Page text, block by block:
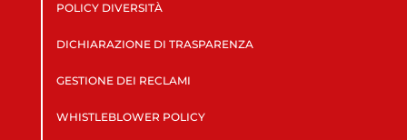
POLICY DIVERSITÀ
DICHIARAZIONE DI TRASPARENZA
GESTIONE DEI RECLAMI
WHISTLEBLOWER POLICY